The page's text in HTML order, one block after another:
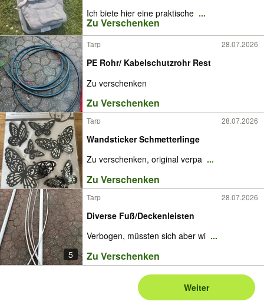
Ich biete hier eine praktische ...
Zu Verschenken
Tarp 28.07.2026
PE Rohr/ Kabelschutzrohr Rest
Zu verschenken
Zu Verschenken
Tarp 28.07.2026
Wandsticker Schmetterlinge
Zu verschenken, original verpa ...
Zu Verschenken
5
Tarp 28.07.2026
Diverse Fuß/Deckenleisten
Verbogen, müssten sich aber wi ...
Zu Verschenken
Weiter